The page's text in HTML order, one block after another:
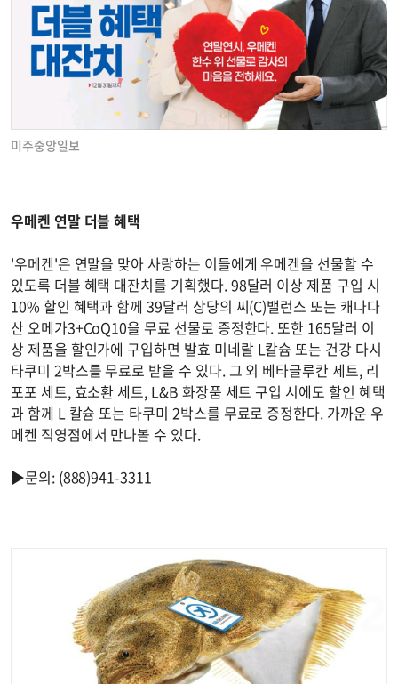
미주중앙일보
우메켄 연말 더블 혜택
'우메켄'은 연말을 맞아 사랑하는 이들에게 우메켄을 선물할 수
있도록 더블 혜택 대잔치를 기획했다. 98달러 이상 제품 구입 시
10% 할인 혜택과 함께 39달러 상당의 씨(C)밸런스 또는 캐나다
산 오메가3+CoQ10을 무료 선물로 증정한다. 또한 165달러 이
상 제품을 할인가에 구입하면 발효 미네랄 L칼슘 또는 건강 다시
타쿠미 2박스를 무료로 받을 수 있다. 그 외 베타글루칸 세트, 리
포포 세트, 효소환 세트, L&B 화장품 세트 구입 시에도 할인 혜택
과 함께 L 칼슘 또는 타쿠미 2박스를 무료로 증정한다. 가까운 우
메켄 직영점에서 만나볼 수 있다.
▶문의: (888)941-3311